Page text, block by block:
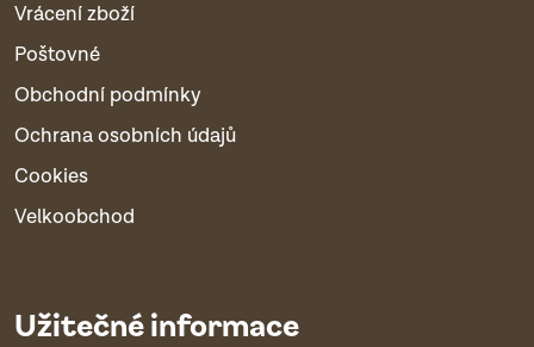
Vrácení zboží
Poštovné
Obchodní podmínky
Ochrana osobních údajů
Cookies
Velkoobchod
Užitečné informace